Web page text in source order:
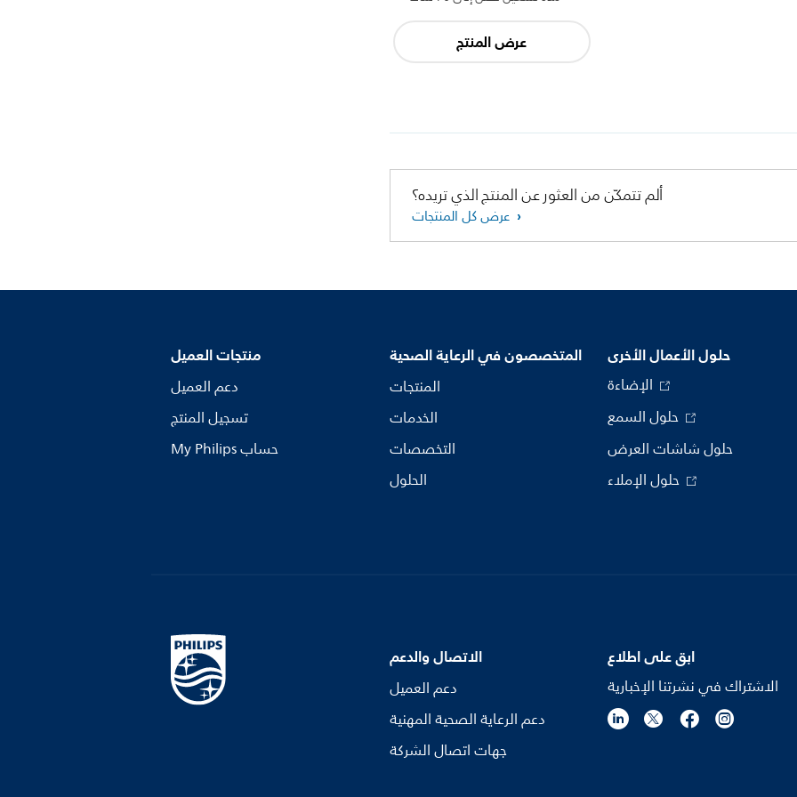
عرض المنتج
ألم تتمكّن من العثور عن المنتج الذي تريده؟
عرض كل المنتجات
منتجات العميل
دعم العميل
تسجيل المنتج
My Philips حساب
المتخصصون في الرعاية الصحية
المنتجات
الخدمات
التخصصات
الحلول
حلول الأعمال الأخرى
حلول شاشات العرض
الاتصال والدعم
دعم العميل
دعم الرعاية الصحية المهنية
جهات اتصال الشركة
ابق على اطلاع
الاشتراك في نشرتنا الإخبارية